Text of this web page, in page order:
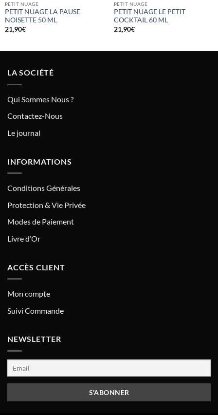
PETIT NUAGE
PETIT NUAGE LA PAUSE
NOISETTE 50 ML
21,90€
PETIT NUAGE
PETIT NUAGE LE PETIT
COCKTAIL 60 ML
21,90€
LA SOCIÉTÉ
Qui Sommes Nous ?
Contactez-Nous
Le journal
INFORMATIONS
Conditions Générales
Protection & Vie Privée
Modes de Paiement
Livre d’Or
ACCÈS CLIENT
Mon compte
Suivi Commande
NEWSLETTER